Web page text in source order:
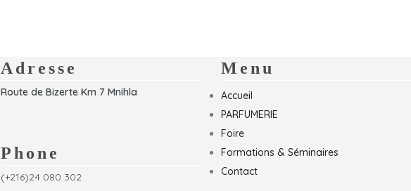
Adresse
Route de Bizerte Km 7 Mnihla
Phone
(+216)24 080 302
Menu
Accueil
PARFUMERIE
Foire
Formations & Séminaires
Contact